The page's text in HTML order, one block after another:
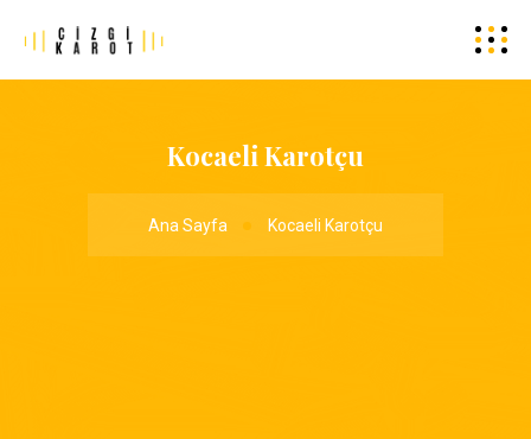
Kocaeli Karotçu
Ana Sayfa Kocaeli Karotçu